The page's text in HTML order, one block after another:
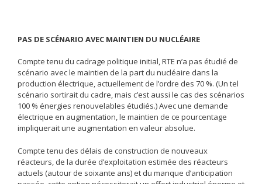
PAS DE SCÉNARIO AVEC MAINTIEN DU NUCLÉAIRE
Compte tenu du cadrage politique initial, RTE n’a pas étudié de
scénario avec le maintien de la part du nucléaire dans la
production électrique, actuellement de l’ordre des 70 %. (Un tel
scénario sortirait du cadre, mais c’est aussi le cas des scénarios
100 % énergies renouvelables étudiés.) Avec une demande
électrique en augmentation, le maintien de ce pourcentage
impliquerait une augmentation en valeur absolue.
Compte tenu des délais de construction de nouveaux
réacteurs, de la durée d’exploitation estimée des réacteurs
actuels (autour de soixante ans) et du manque d’anticipation